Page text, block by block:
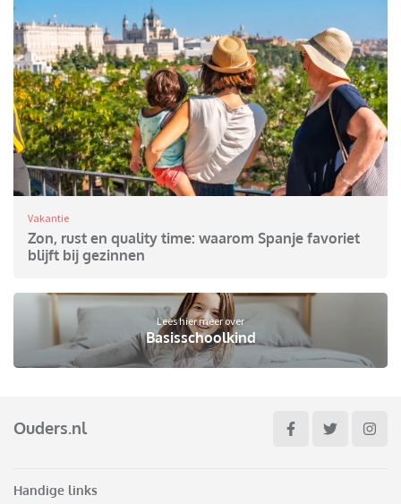
Vakantie
Zon, rust en quality time: waarom Spanje favoriet
blijft bij gezinnen
Lees hier meer over
Basisschoolkind
Ouders.nl
Handige links